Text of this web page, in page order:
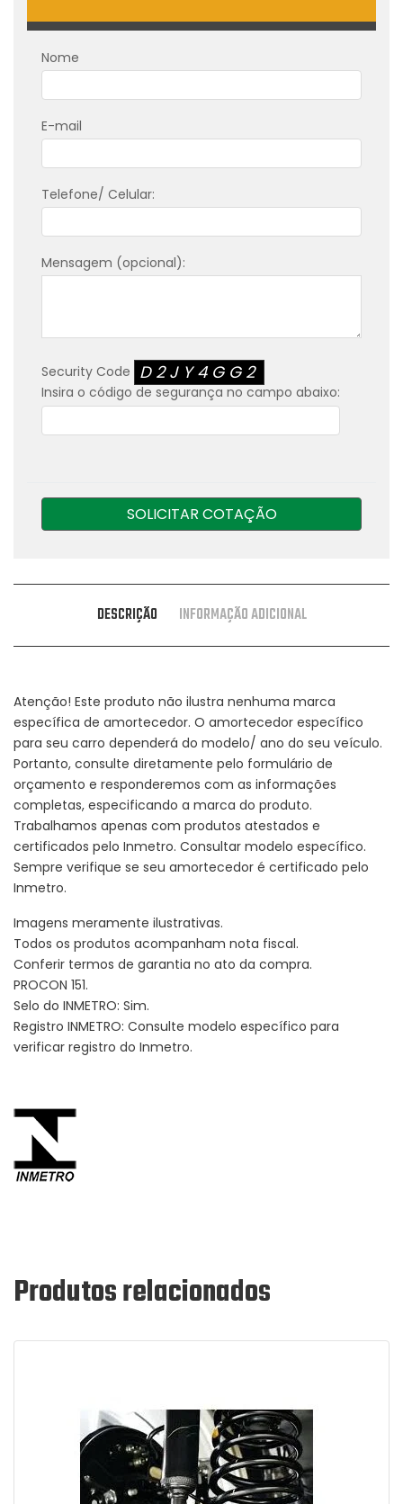
Nome
E-mail
Telefone/ Celular:
Mensagem (opcional):
Security Code D2JY4GG2
Insira o código de segurança no campo abaixo:
SOLICITAR COTAÇÃO
DESCRIÇÃO INFORMAÇÃO ADICIONAL
Atenção! Este produto não ilustra nenhuma marca
específica de amortecedor. O amortecedor específico
para seu carro dependerá do modelo/ ano do seu veículo.
Portanto, consulte diretamente pelo formulário de
orçamento e responderemos com as informações
completas, especificando a marca do produto.
Trabalhamos apenas com produtos atestados e
certificados pelo Inmetro. Consultar modelo específico.
Sempre verifique se seu amortecedor é certificado pelo
Inmetro.
Imagens meramente ilustrativas.
Todos os produtos acompanham nota fiscal.
Conferir termos de garantia no ato da compra.
PROCON 151.
Selo do INMETRO: Sim.
Registro INMETRO: Consulte modelo específico para
verificar registro do Inmetro.
Produtos relacionados